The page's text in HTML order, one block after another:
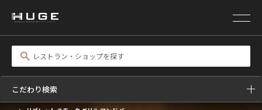
こだわり検索